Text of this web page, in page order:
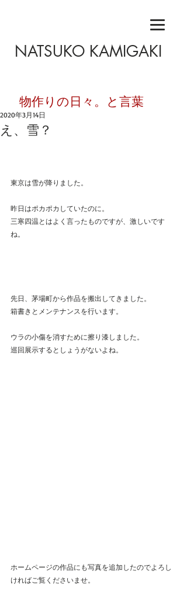
NATSUKO KAMIGAKI
​物作りの日々。と言葉
え、雪？
2020年3月14日
東京は雪が降りました。
昨日はポカポカしていたのに。
三寒四温とはよく言ったものですが、激しいです
ね。
先日、茅場町から作品を搬出してきました。
箱書きとメンテナンスを行います。
ウラの小傷を消すために擦り漆しました。
巡回展示するとしょうがないよね。
ホームページの作品にも写真を追加したのでよろし
ければご覧くださいませ。